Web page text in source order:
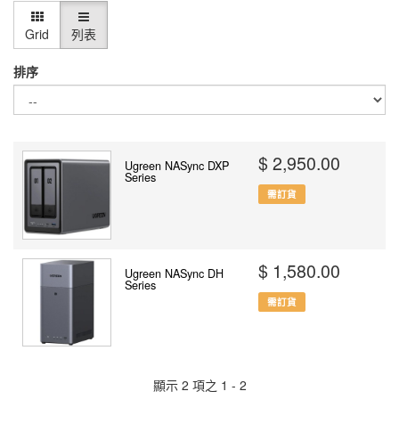
Grid 列表
排序
Ugreen NASync DXP
Series
$ 2,950.00
需訂貨
Ugreen NASync DH
Series
$ 1,580.00
需訂貨
顯示 2 項之 1 - 2